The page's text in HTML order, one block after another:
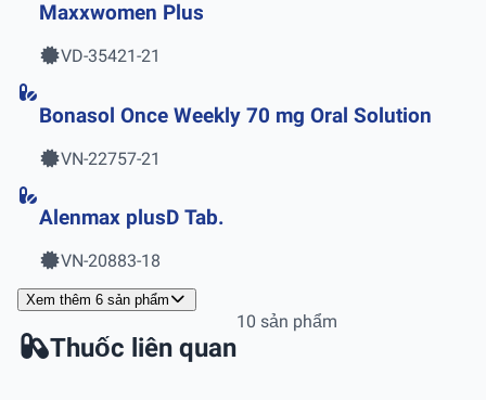
Maxxwomen Plus
VD-35421-21
Bonasol Once Weekly 70 mg Oral Solution
VN-22757-21
Alenmax plusD Tab.
VN-20883-18
Xem thêm 6 sản phẩm
Thuốc liên quan
10 sản phẩm